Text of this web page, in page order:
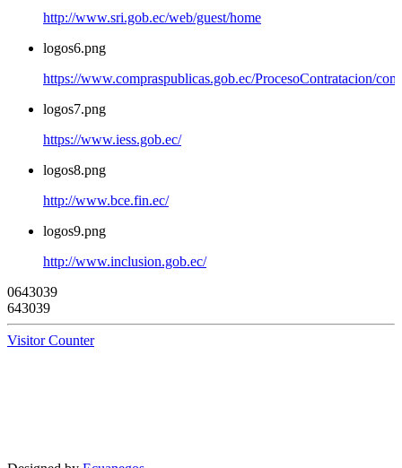
http://www.sri.gob.ec/web/guest/home
logos6.png
https://www.compraspublicas.gob.ec/ProcesoContratacion/
logos7.png
https://www.iess.gob.ec/
logos8.png
http://www.bce.fin.ec/
logos9.png
http://www.inclusion.gob.ec/
0643039
643039
Visitor Counter